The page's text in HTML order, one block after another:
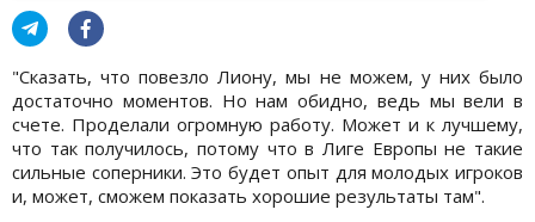
"Сказать, что повезло Лиону, мы не можем, у них было
достаточно моментов. Но нам обидно, ведь мы вели в
счете. Проделали огромную работу. Может и к лучшему,
что так получилось, потому что в Лиге Европы не такие
сильные соперники. Это будет опыт для молодых игроков
и, может, сможем показать хорошие результаты там".